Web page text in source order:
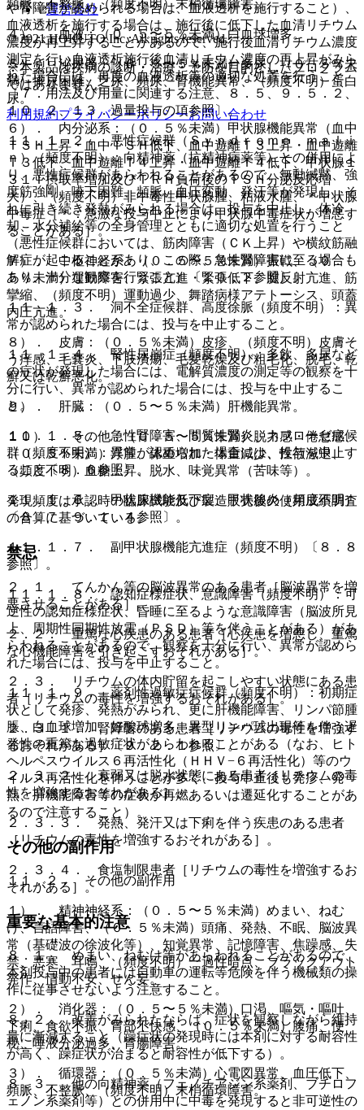
頻脈、不整脈、（頻度不明）末梢循環障害。
４）． 血液：（０．５〜５％未満）白血球増多。
５）． 泌尿器：（０．５〜５％未満）多尿、（０．５％未
満）排尿困難、乏尿、頻尿、腎機能異常、（頻度不明）蛋白
尿。
６）． 内分泌系：（０．５％未満）甲状腺機能異常（血中
ＴＳＨ上昇・血中ＴＳＨ低下、血中遊離Ｔ３上昇・血中遊離
Ｔ３低下、血中遊離Ｔ４上昇・血中遊離Ｔ４低下、甲状腺１
３１Ｉ摂取率増加及びＴＲＨ負荷後のＴＳＨ分泌反応増
大）、（頻度不明）非中毒性甲状腺腫、粘液水腫、＊甲状腺
中毒症［＊：急激な投与中止により甲状腺中毒症状が増悪す
ることがある］。
７）． 中枢神経系：（０．５〜５％未満）振戦、（０．
５％未満）運動障害、緊張亢進・緊張低下、腱反射亢進、筋
攣縮、（頻度不明）運動過少、舞踏病様アテトーシス、頭蓋
内圧亢進。
８）． 皮膚：（０．５％未満）皮疹、（頻度不明）皮膚そ
う痒感、毛嚢炎、下肢潰瘍、毛髪乾燥及び粗毛化、脱毛、乾
癬又は乾癬悪化。
９）． 肝臓：（０．５〜５％未満）肝機能異常。
１０）． その他：（０．５〜５％未満）脱力感・倦怠感、
（０．５％未満）浮腫、体重増加・体重減少、性欲減退、
（頻度不明）血糖上昇、脱水、味覚異常（苦味等）。
発現頻度は承認時の臨床試験及び製造販売後の使用成績調査
の合算に基づいている。
禁忌
２．１． てんかん等の脳波異常のある患者［脳波異常を増
悪させることがある］。
２．２． 重篤な心疾患のある患者［心疾患を増悪し、重篤
な心機能障害を引き起こすおそれがある］。
２．３． リチウムの体内貯留を起こしやすい状態にある患
者［リチウムの毒性を増強するおそれがある］。
２．３．１． 腎障害のある患者［リチウムの毒性を増強す
るおそれがある］〔９．２．１参照〕。
２．３．２． 衰弱又は脱水状態にある患者［リチウムの毒
性を増強するおそれがある］。
２．３．３． 発熱、発汗又は下痢を伴う疾患のある患者
［リチウムの毒性を増強するおそれがある］。
２．３．４． 食塩制限患者［リチウムの毒性を増強するお
それがある］。
重要な基本的注意
８．１． めまい、ねむけ等があらわれることがあるので、
本剤投与中の患者には自動車の運転等危険を伴う機械類の操
作に従事させないよう注意すること。
８．２． 改善がみられたならば、症状を観察しながら維持
量に漸減すること（躁症状の発現時には本剤に対する耐容性
が高く、躁症状が治まると耐容性が低下する）。
８．３． 他の向精神薬（フェノチアジン系薬剤、ブチロフ
ェノン系薬剤等）との併用中に中毒を発現すると非可逆性の
や腎障害が認められる場合は、血液透析を施行すること）、
血液透析を施行する場合は、施行後に低下した血清リチウム
濃度が再上昇することがあるので、施行後血清リチウム濃度
測定を行い血液透析施行後血清リチウム濃度の再上昇がみら
れた場合には、再度の血液透析等の適切な処置を行うこと
〔７．用法及び用量に関連する注意、８．５、９．５．２、
１０．２、１３．過量投与の項参照〕。
１１．１．２． 悪性症候群（Ｓｙｎｄｒｏｍｅ ｍａｌｉ
ｎ）（頻度不明）：向精神薬（抗精神病薬等）との併用によ
り、悪性症候群があらわれることがあるので、無動緘黙、強
度筋強剛、嚥下困難、頻脈、血圧変動、発汗等が発現し、そ
れに引き続き発熱がみられる場合は、投与を中止し、体冷
却、水分補給等の全身管理とともに適切な処置を行うこと
（悪性症候群においては、筋肉障害（ＣＫ上昇）や横紋筋融
解症が起こることがあり、この際、急性腎障害に至る場合も
あり、十分な観察を行うこと）〔１０．２参照〕。
１１．１．３． 洞不全症候群、高度徐脈（頻度不明）：異
常が認められた場合には、投与を中止すること。
１１．１．４． 腎性尿崩症（頻度不明）：多飲、多尿など
の症状が発現した場合には、電解質濃度の測定等の観察を十
分に行い、異常が認められた場合には、投与を中止するこ
と。
１１．１．５． 急性腎障害、間質性腎炎、ネフローゼ症候
群（頻度不明）：異常が認められた場合には、投与を中止す
ること〔８．６参照〕。
１１．１．６． 甲状腺機能低下症、甲状腺炎（頻度不明）
〔８．７、９．１．４参照〕。
１１．１．７． 副甲状腺機能亢進症（頻度不明）〔８．８
参照〕。
１１．１．８． 認知症様症状、意識障害（頻度不明）：可
逆性の認知症様症状、昏睡に至るような意識障害（脳波所見
上、周期性同期性放電（ＰＳＤ）等を伴うことがある）があ
らわれることがあるので、観察を十分に行い、異常が認めら
れた場合には、投与を中止すること。
１１．１．９． 薬剤性過敏症症候群（頻度不明）：初期症
状として発疹、発熱がみられ、更に肝機能障害、リンパ節腫
脹、白血球増加、好酸球増多、異型リンパ球出現等を伴う遅
発性の重篤な過敏症状があらわれることがある（なお、ヒト
ヘルペスウイルス６再活性化（ＨＨＶ−６再活性化）等のウ
イルス再活性化を伴うことが多く、投与中止後も発疹、発
熱、肝機能障害等の症状が再燃あるいは遷延化することがあ
るので注意すること）。
その他の副作用
１１．２． その他の副作用
１）． 精神神経系：（０．５〜５％未満）めまい、ねむ
け、言語障害、（０．５％未満）頭痛、発熱、不眠、脳波異
常（基礎波の徐波化等）、知覚異常、記憶障害、焦躁感、失
禁、悪寒、耳鳴、（頻度不明）一過性暗点、ブラックアウト
発作、情動不安、せん妄。
２）． 消化器：（０．５〜５％未満）口渇、嘔気・嘔吐、
下痢、食欲不振、胃部不快感、（０．５％未満）腹痛、便
秘、唾液分泌過多、胃腸障害。
３）． 循環器：（０．５％未満）心電図異常、血圧低下、
頻脈、不整脈、（頻度不明）末梢循環障害。
運営会社
© 2021 HOKUTO Inc. All rights reserved.
※本製品は疾病の診断・治療・予防を目的としたプログラム
ではありません。
利用規約プライバシーポリシーお問い合わせ